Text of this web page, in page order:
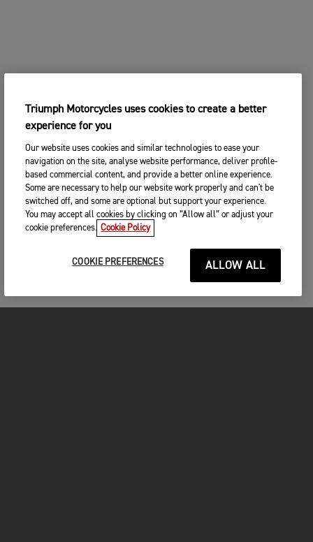
Triumph Motorcycles uses cookies to create a better
experience for you
Our website uses cookies and similar technologies to ease your
navigation on the site, analyse website performance, deliver profile-
based commercial content, and provide a better online experience.
Some are necessary to help our website work properly and can't be
switched off, and some are optional but support your experience.
You may accept all cookies by clicking on “Allow all” or adjust your
cookie preferences. Cookie Policy
COOKIE PREFERENCES ALLOW ALL